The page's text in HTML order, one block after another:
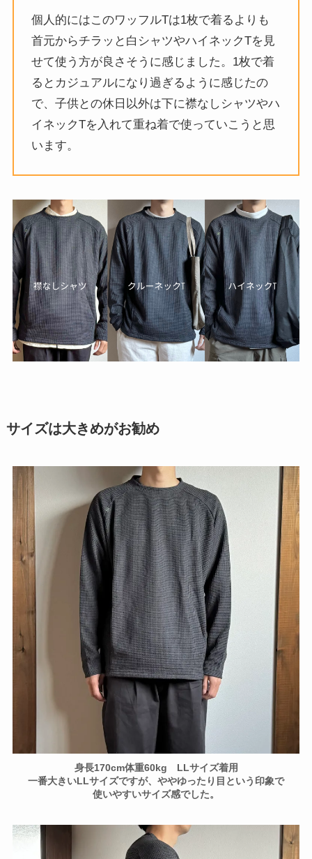
個人的にはこのワッフルTは1枚で着るよりも
首元からチラッと白シャツやハイネックTを見
せて使う方が良さそうに感じました。1枚で着
るとカジュアルになり過ぎるように感じたの
で、子供との休日以外は下に襟なしシャツやハ
イネックTを入れて重ね着で使っていこうと思
います。
サイズは大きめがお勧め
身長170cm体重60kg LLサイズ着用
一番大きいLLサイズですが、ややゆったり目という印象で
使いやすいサイズ感でした。